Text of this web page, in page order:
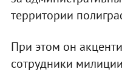
территории
При этом он
сотрудники